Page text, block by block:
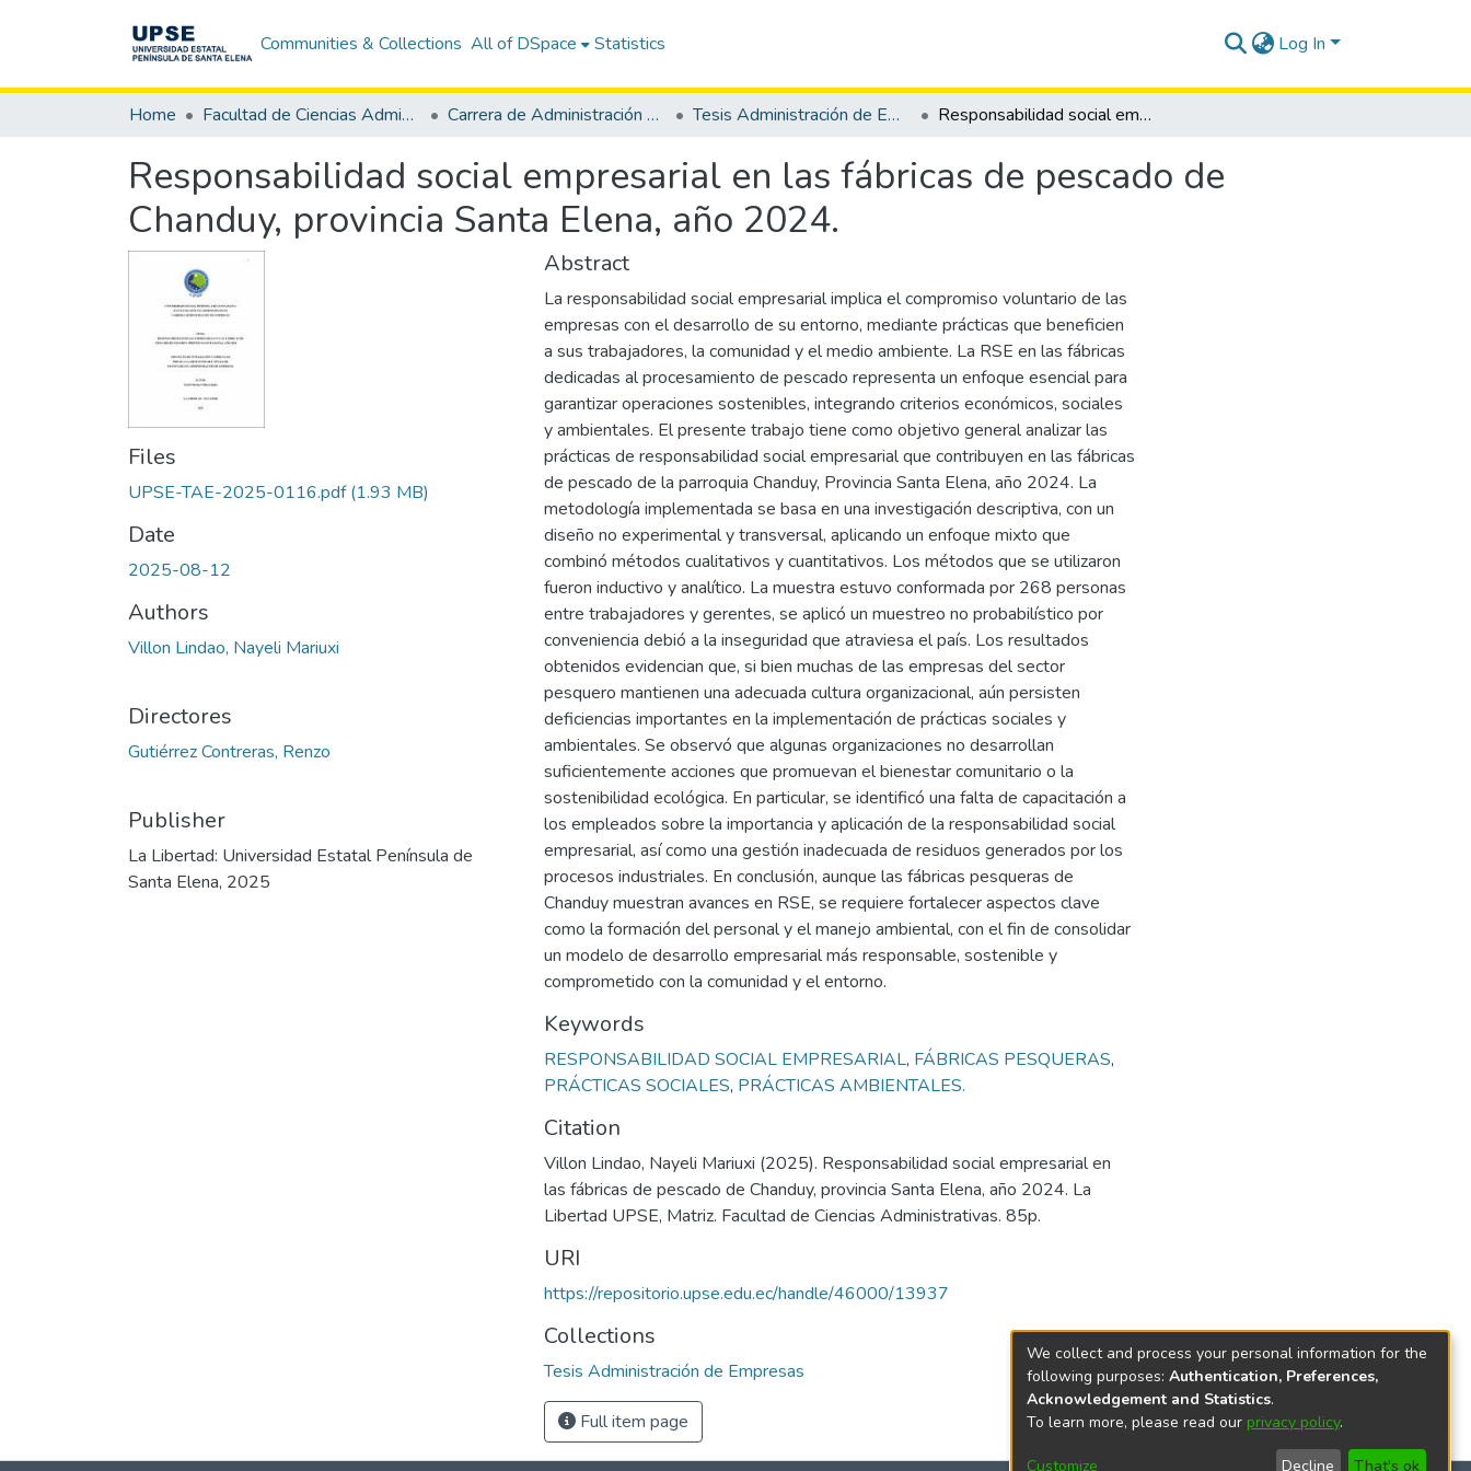
Communities & Collections All of DSpace Statistics Log In
Home Facultad de Ciencias Administrativas Carrera de Administración de Empresas Tesis Administración de Empresas Responsabilidad social empresarial en las fábricas de pescado de Chanduy, provincia Santa Elena, año 2024.
Responsabilidad social empresarial en las fábricas de pescado de
Chanduy, provincia Santa Elena, año 2024.
Files
UPSE-TAE-2025-0116.pdf(1.93 MB)
Date
2025-08-12
Authors
Villon Lindao, Nayeli Mariuxi
Directores
Gutiérrez Contreras, Renzo
Publisher
La Libertad: Universidad Estatal Península de
Santa Elena, 2025
Abstract
La responsabilidad social empresarial implica el compromiso voluntario de las
empresas con el desarrollo de su entorno, mediante prácticas que beneficien
a sus trabajadores, la comunidad y el medio ambiente. La RSE en las fábricas
dedicadas al procesamiento de pescado representa un enfoque esencial para
garantizar operaciones sostenibles, integrando criterios económicos, sociales
y ambientales. El presente trabajo tiene como objetivo general analizar las
prácticas de responsabilidad social empresarial que contribuyen en las fábricas
de pescado de la parroquia Chanduy, Provincia Santa Elena, año 2024. La
metodología implementada se basa en una investigación descriptiva, con un
diseño no experimental y transversal, aplicando un enfoque mixto que
combinó métodos cualitativos y cuantitativos. Los métodos que se utilizaron
fueron inductivo y analítico. La muestra estuvo conformada por 268 personas
entre trabajadores y gerentes, se aplicó un muestreo no probabilístico por
conveniencia debió a la inseguridad que atraviesa el país. Los resultados
obtenidos evidencian que, si bien muchas de las empresas del sector
pesquero mantienen una adecuada cultura organizacional, aún persisten
deficiencias importantes en la implementación de prácticas sociales y
ambientales. Se observó que algunas organizaciones no desarrollan
suficientemente acciones que promuevan el bienestar comunitario o la
sostenibilidad ecológica. En particular, se identificó una falta de capacitación a
los empleados sobre la importancia y aplicación de la responsabilidad social
empresarial, así como una gestión inadecuada de residuos generados por los
procesos industriales. En conclusión, aunque las fábricas pesqueras de
Chanduy muestran avances en RSE, se requiere fortalecer aspectos clave
como la formación del personal y el manejo ambiental, con el fin de consolidar
un modelo de desarrollo empresarial más responsable, sostenible y
comprometido con la comunidad y el entorno.
Keywords
RESPONSABILIDAD SOCIAL EMPRESARIAL, FÁBRICAS PESQUERAS,
PRÁCTICAS SOCIALES, PRÁCTICAS AMBIENTALES.
Citation
Villon Lindao, Nayeli Mariuxi (2025). Responsabilidad social empresarial en
las fábricas de pescado de Chanduy, provincia Santa Elena, año 2024. La
Libertad UPSE, Matriz. Facultad de Ciencias Administrativas. 85p.
URI
https://repositorio.upse.edu.ec/handle/46000/13937
Collections
Tesis Administración de Empresas
Full item page
We collect and process your personal information for the
following purposes: Authentication, Preferences,
Acknowledgement and Statistics.
To learn more, please read our privacy policy.
Customize Decline That's ok